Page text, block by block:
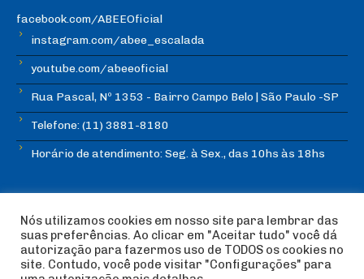
facebook.com/ABEEOficial
instagram.com/abee_escalada
youtube.com/abeeoficial
Rua Pascal, Nº 1353 - Bairro Campo Belo | São Paulo -SP
Telefone: (11) 3881-8180
Horário de atendimento: Seg. à Sex., das 10hs às 18hs
© Copyright ABEE | Associação Brasileira de Escalada
Esportiva 2018 | Design:
Imagética Design
Nós utilizamos cookies em nosso site para lembrar das
suas preferências. Ao clicar em "Aceitar tudo" você dá
autorização para fazermos uso de TODOS os cookies no
site. Contudo, você pode visitar "Configurações" para